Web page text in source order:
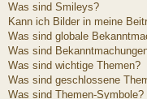
Was sind Smileys?
Kann ich Bilder in meine
Was sind globale
Was sind
Was sind wichtige Themen?
Was sind geschlossene
Was sind Themen-Symbole?